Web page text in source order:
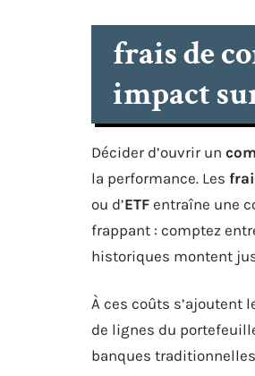
frais de
impact
Décider d’ouvrir un
la performance. Les
ou d’ETF entraîne une
frappant : comptez
historiques montent
À ces coûts s’ajoutent
de lignes du
banques